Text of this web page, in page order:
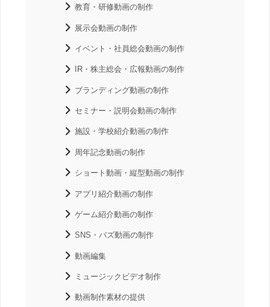
教育・研修動画の制作
展示会動画の制作
イベント・社員総会動画の制作
IR・株主総会・広報動画の制作
ブランディング動画の制作
セミナー・説明会動画の制作
施設・学校紹介動画の制作
周年記念動画の制作
ショート動画・縦型動画の制作
アプリ紹介動画の制作
ゲーム紹介動画の制作
SNS・バズ動画の制作
動画編集
ミュージックビデオ制作
動画制作素材の提供